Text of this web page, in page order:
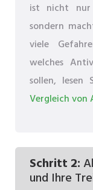
ist nicht nur
sondern
viele
welches
sollen, lesen
Vergleich von
Schritt 2:
und Ihre